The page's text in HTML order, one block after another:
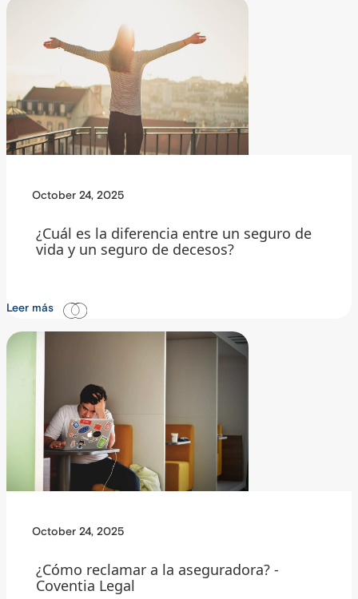
October 24, 2025
¿Cuál es la diferencia entre un seguro de
vida y un seguro de decesos?
Leer más
October 24, 2025
¿Cómo reclamar a la aseguradora? -
Coventia Legal